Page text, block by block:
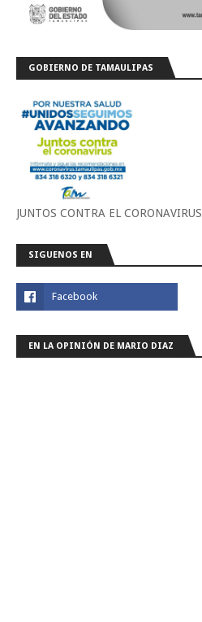
GOBIERNO DE TAMAULIPAS
JUNTOS CONTRA EL CORONAVIRUS
SIGUENOS EN
EN LA OPINIÓN DE MARIO DIAZ